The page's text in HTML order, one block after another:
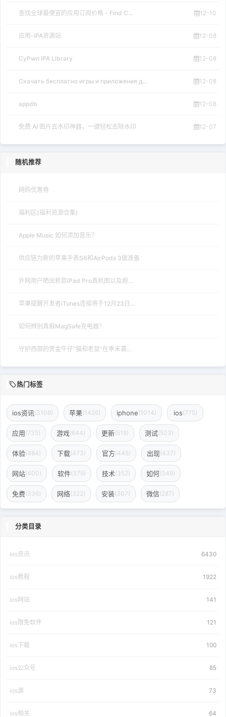
查找全球最便宜的应用订阅价格 - Find C... 12-10
应用-iPA资源站 12-08
CyPwn IPA Library 12-08
Скачать бесплатно игры и приложения д... 12-08
appdb 12-08
免费 AI 图片去水印神器，一键轻松去除水印 12-07
随机推荐
网购优惠券
福利区(福利资源合集)
Apple Music 如何添加音乐？
供应链为新的苹果手表S6和AirPods 3做准备
外网用户晒出新款iPad Pro真机图以及跑...
苹果提醒开发者iTunes连接将于12月23日...
如何辨别真假MagSafe充电器？
守护西部的赏金牛仔“猫和老鼠”在季末袭...
热门标签
ios资讯 (3108) 苹果(1426) iphone(1014) ios(775)
应用(735) 游戏(644) 更新(519) 测试(503)
体验(484) 下载(473) 官方(445) 出现(437)
网站(400) 软件(379) 技术(352) 如何(349)
免费(336) 网络(322) 安装(307) 微信(287)
分类目录
Ios资讯 6430
ios教程 1922
ios网站 141
ios限免软件 121
ios下载 100
ios公众号 85
ios源 73
ios相关 64